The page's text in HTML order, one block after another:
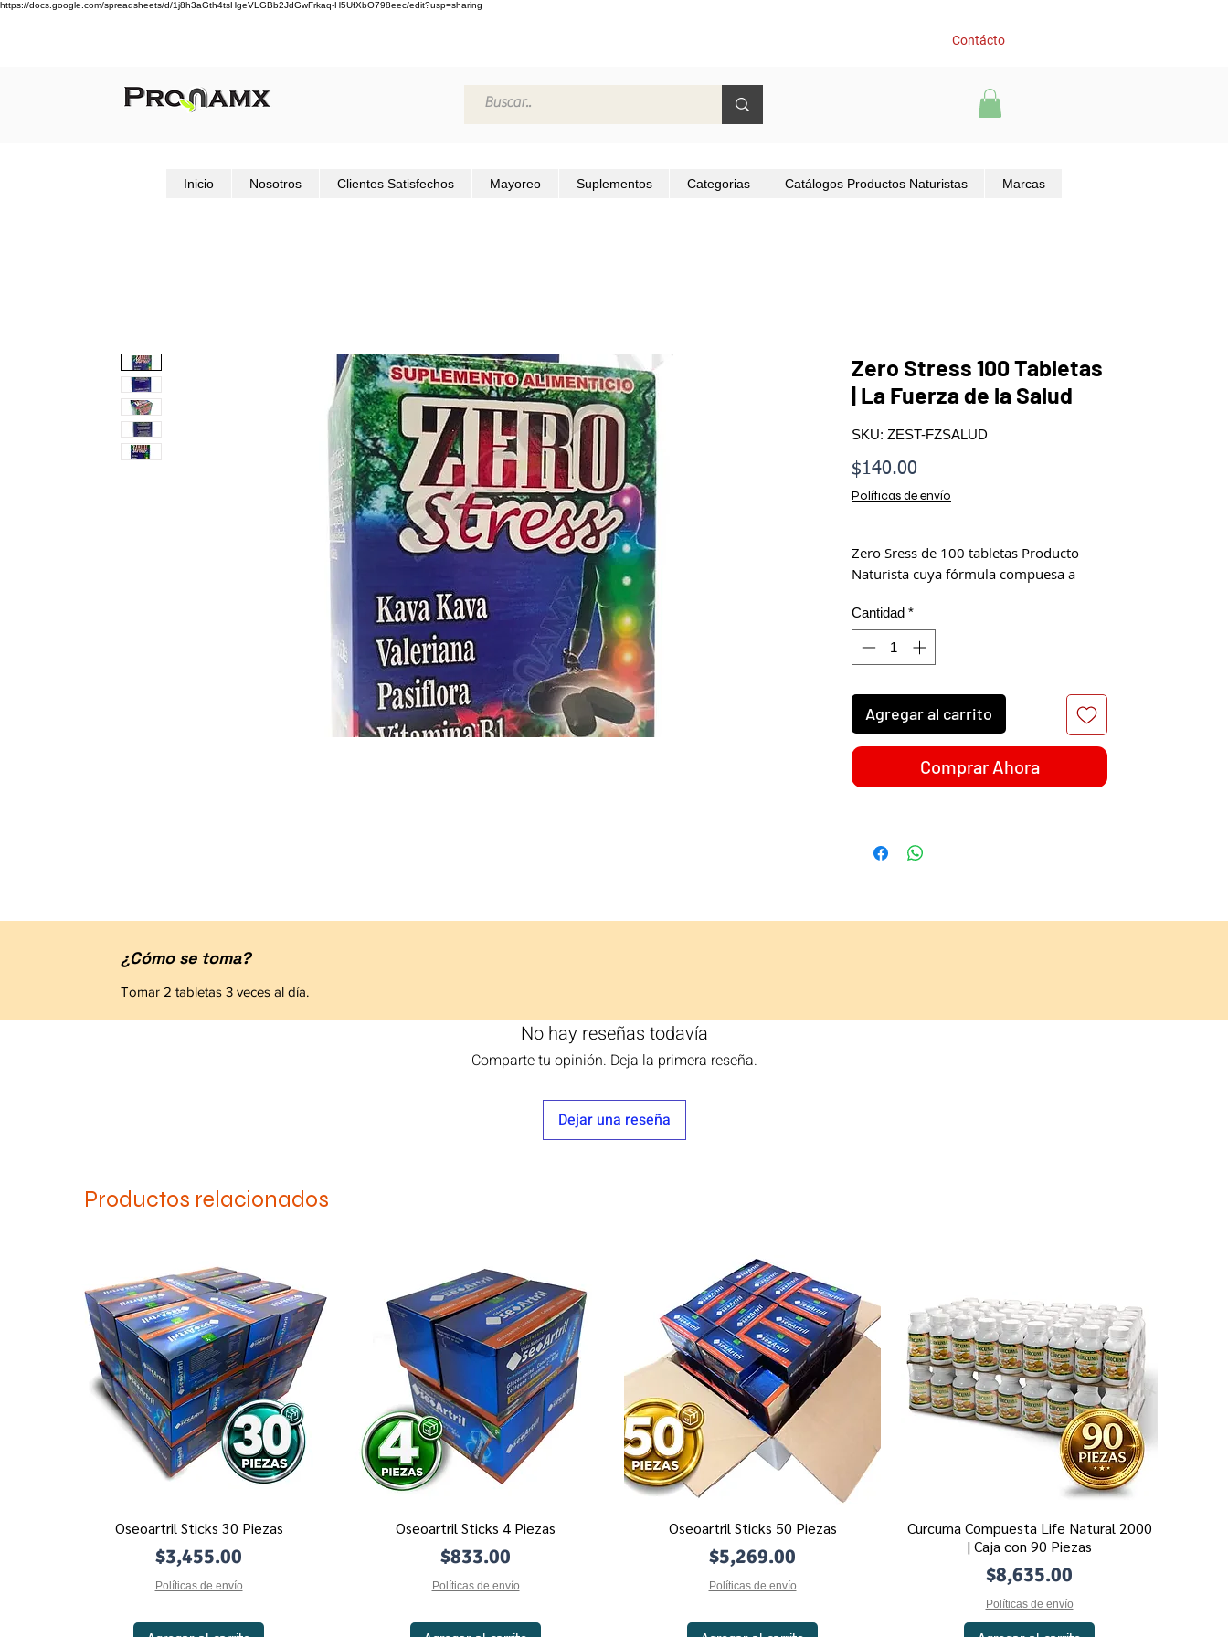
https://docs.google.com/spreadsheets/d/1j8h3aGth4tsHgeVLGBb2JdGwFrkaq-H5UfXbO798eec/edit?usp=sharing
Contácto
Inicio Nosotros Clientes Satisfechos Mayoreo Suplementos Categorias Catálogos Productos Naturistas Marcas
Zero Stress 100 Tabletas
| La Fuerza de la Salud
SKU: ZEST-FZSALUD
$140.00
Políticas de envío
Zero Sress de 100 tabletas Producto
Naturista cuya fórmula compuesa a
y Vitamina B1. Elaborado por
Laboratorios La Fuerza de la Salud.
El consumo de este producto es
responsabilidad de quien lo toma y
quien lo recomienda.
Consulte a su médico.
Cantidad *
Agregar al carrito
Comprar Ahora
¿Cómo se toma?
Tomar 2 tabletas 3 veces al día.
No hay reseñas todavía
Comparte tu opinión. Deja la primera reseña.
Dejar una reseña
Productos relacionados
Vista rápida
Oseoartril Sticks 30 Piezas
Precio
$3,455.00
Políticas de envío
Vista rápida
Oseoartril Sticks 4 Piezas
Precio
$833.00
Políticas de envío
Vista rápida
Oseoartril Sticks 50 Piezas
Precio
$5,269.00
Políticas de envío
Vista rápida
Curcuma Compuesta Life Natural 2000
| Caja con 90 Piezas
Precio
$8,635.00
Políticas de envío